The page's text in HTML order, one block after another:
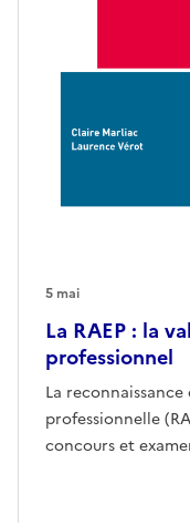
La RAEP : la
professionnel
La reconnaissance
professionnelle
concours et
5 mai